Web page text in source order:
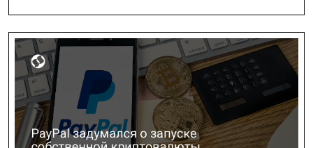
Украины,
Недвижимость